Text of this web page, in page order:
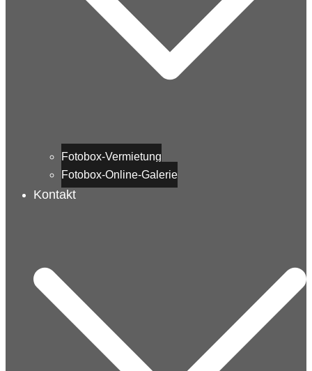
Fotobox-Vermietung
Fotobox-Online-Galerie
Kontakt